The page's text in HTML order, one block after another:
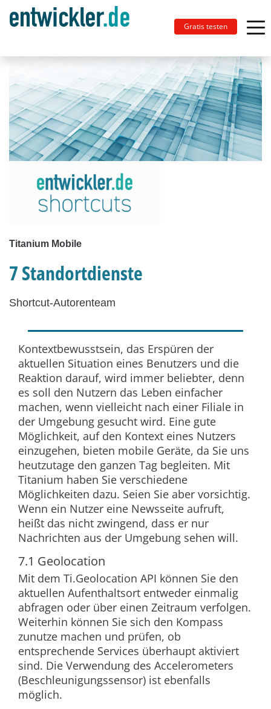
Gratis testen
Titanium Mobile
7 Standortdienste
Shortcut-Autorenteam
Kontextbewusstsein, das Erspüren der
aktuellen Situation eines Benutzers und die
Reaktion darauf, wird immer beliebter, denn
es soll den Nutzern das Leben einfacher
machen, wenn vielleicht nach einer Filiale in
der Umgebung gesucht wird. Eine gute
Möglichkeit, auf den Kontext eines Nutzers
einzugehen, bieten mobile Geräte, da Sie uns
heutzutage den ganzen Tag begleiten. Mit
Titanium haben Sie verschiedene
Möglichkeiten dazu. Seien Sie aber vorsichtig.
Wenn ein Nutzer eine Newsseite aufruft,
heißt das nicht zwingend, dass er nur
Nachrichten aus der Umgebung sehen will.
7.1 Geolocation
Mit dem Ti.Geolocation API können Sie den
aktuellen Aufenthaltsort entweder einmalig
abfragen oder über einen Zeitraum verfolgen.
Weiterhin können Sie sich den Kompass
zunutze machen und prüfen, ob
entsprechende Services überhaupt aktiviert
sind. Die Verwendung des Accelerometers
(Beschleunigungssensor) ist ebenfalls
möglich.